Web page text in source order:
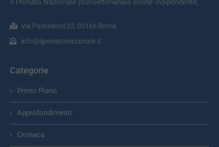
Via Pantaleoni 33, 00166 Roma.
info@ilprimatonazionale.it
Categorie
Primo Piano
Approfondimenti
Cronaca